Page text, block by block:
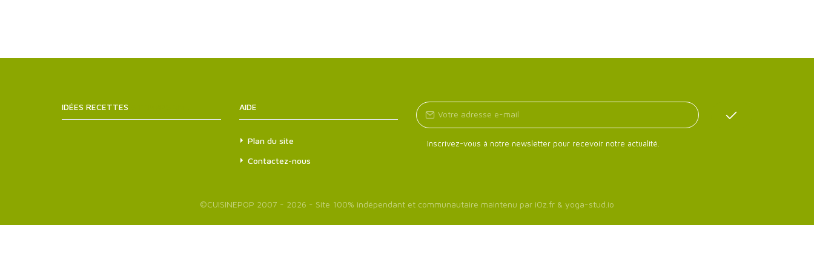
IDÉES RECETTES AIDE
Plan du site
Contactez-nous
Inscrivez-vous à notre newsletter pour recevoir notre actualité.
©CUISINEPOP 2007 - 2026 - Site 100% indépendant et communautaire maintenu par iOz.fr & yoga-stud.io